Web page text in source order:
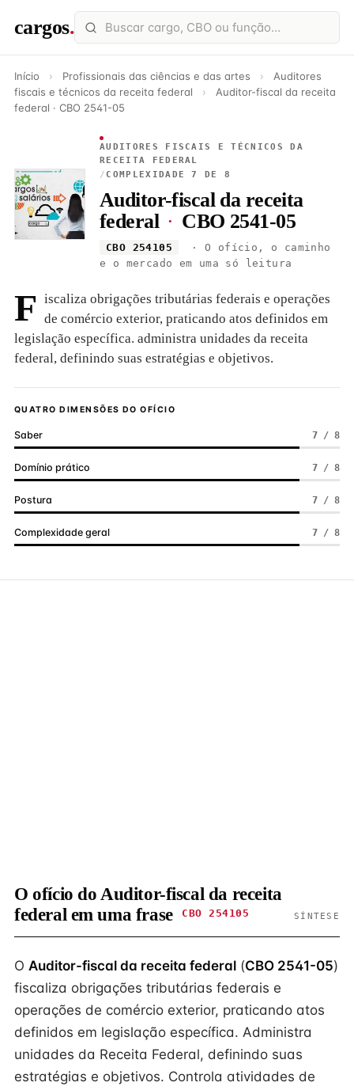
cargos.
Início › Profissionais das ciências e das artes ›
Auditores
fiscais e técnicos da receita federal
›
Auditor-fiscal da receita
federal · CBO 2541-05
AUDITORES FISCAIS E TÉCNICOS DA
RECEITA FEDERAL
/ COMPLEXIDADE 7 DE 8
Auditor-fiscal da receita
federal · CBO 2541-05
CBO 254105
· O ofício, o caminho
e o mercado em uma só leitura
F iscaliza obrigações tributárias federais e operações
de comércio exterior, praticando atos definidos em
legislação específica. administra unidades da receita
federal, definindo suas estratégias e objetivos.
QUATRO DIMENSÕES DO OFÍCIO
Saber 7 / 8
Domínio prático 7 / 8
Postura 7 / 8
Complexidade geral 7 / 8
O ofício do Auditor-fiscal da receita
federal em uma frase
CBO 254105 SÍNTESE
O Auditor-fiscal da receita federal (CBO 2541-05)
fiscaliza obrigações tributárias federais e
operações de comércio exterior, praticando atos
definidos em legislação específica. Administra
unidades da Receita Federal, definindo suas
estratégias e objetivos. Controla atividades de